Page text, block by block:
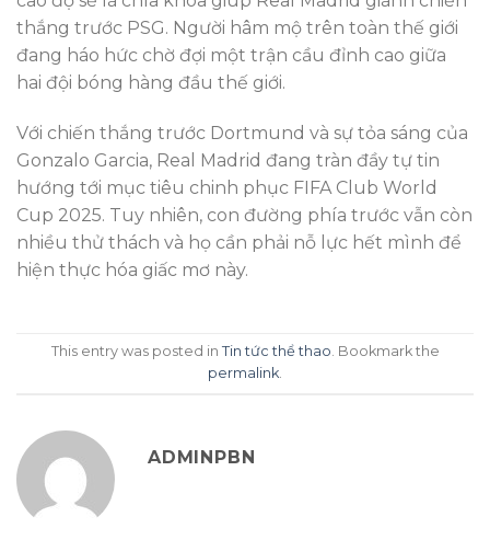
thắng trước PSG. Người hâm mộ trên toàn thế giới
đang háo hức chờ đợi một trận cầu đỉnh cao giữa
hai đội bóng hàng đầu thế giới.
Với chiến thắng trước Dortmund và sự tỏa sáng của
Gonzalo Garcia, Real Madrid đang tràn đầy tự tin
hướng tới mục tiêu chinh phục FIFA Club World
Cup 2025. Tuy nhiên, con đường phía trước vẫn còn
nhiều thử thách và họ cần phải nỗ lực hết mình để
hiện thực hóa giấc mơ này.
This entry was posted in Tin tức thể thao. Bookmark the
permalink.
ADMINPBN